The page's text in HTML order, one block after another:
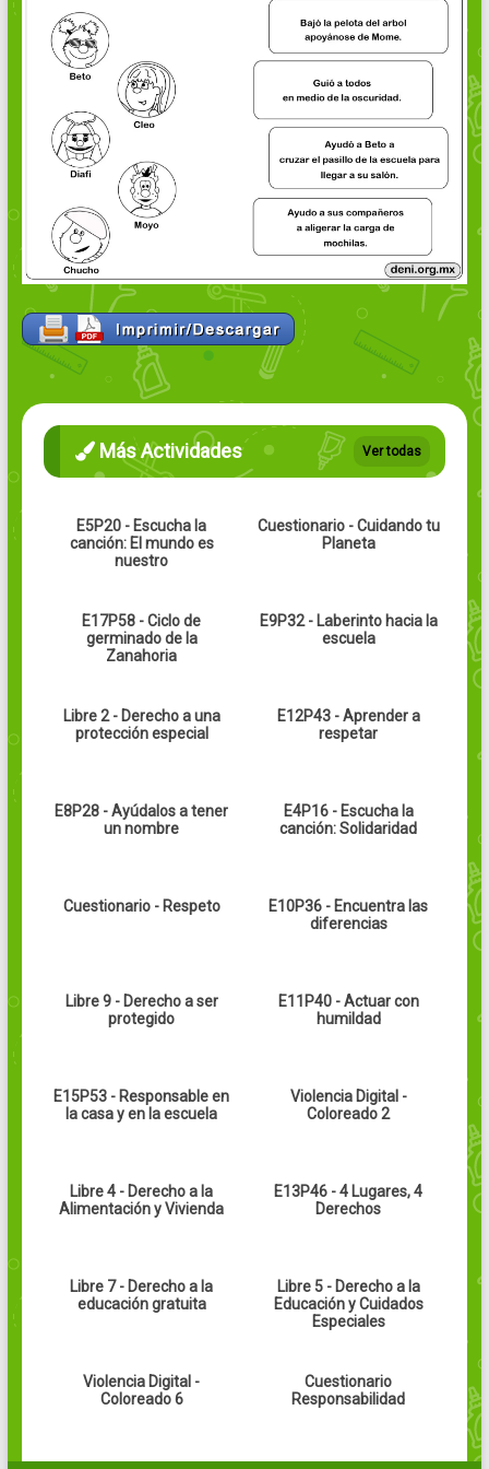
Más Actividades Ver todas
E5P20 - Escucha la
canción: El mundo es
nuestro
Cuestionario - Cuidando tu
Planeta
E17P58 - Ciclo de
germinado de la
Zanahoria
E9P32 - Laberinto hacia la
escuela
Libre 2 - Derecho a una
protección especial
E12P43 - Aprender a
respetar
E8P28 - Ayúdalos a tener
un nombre
E4P16 - Escucha la
canción: Solidaridad
Cuestionario - Respeto
E10P36 - Encuentra las
diferencias
Libre 9 - Derecho a ser
protegido
E11P40 - Actuar con
humildad
E15P53 - Responsable en
la casa y en la escuela
Violencia Digital -
Coloreado 2
Libre 4 - Derecho a la
Alimentación y Vivienda
E13P46 - 4 Lugares, 4
Derechos
Libre 7 - Derecho a la
educación gratuita
Libre 5 - Derecho a la
Educación y Cuidados
Especiales
Violencia Digital -
Coloreado 6
Cuestionario
Responsabilidad